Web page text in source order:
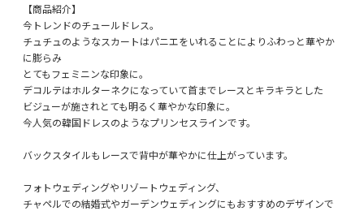
【商品紹介】
今トレンドのチュールドレス。
チュチュのようなスカートはパニエをいれることによりふわっと華やか
に膨らみ
とてもフェミニンな印象に。
デコルテはホルターネクになっていて首までレースとキラキラとした
ビジューが施されとても明るく華やかな印象に。
今人気の韓国ドレスのようなプリンセスラインです。
バックスタイルもレースで背中が華やかに仕上がっています。
フォトウェディングやリゾートウェディング、
チャペルでの結婚式やガーデンウェディングにもおすすめのデザインで